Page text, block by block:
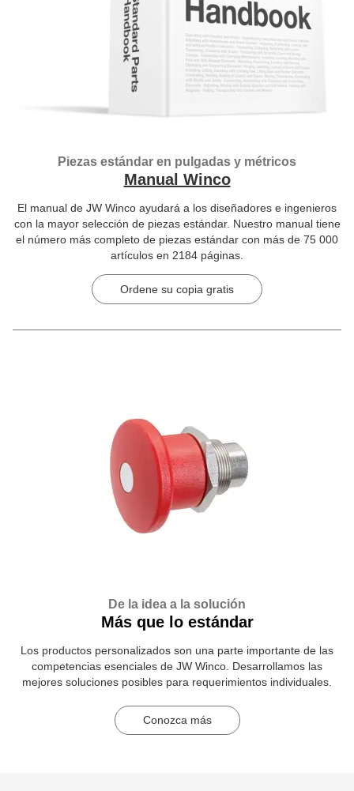
Piezas estándar en pulgadas y métricos
Manual Winco
El manual de JW Winco ayudará a los diseñadores e ingenieros
con la mayor selección de piezas estándar. Nuestro manual tiene
el número más completo de piezas estándar con más de 75 000
artículos en 2184 páginas.
Ordene su copia gratis
De la idea a la solución
Más que lo estándar
Los productos personalizados son una parte importante de las
competencias esenciales de JW Winco. Desarrollamos las
mejores soluciones posibles para requerimientos individuales.
Conozca más